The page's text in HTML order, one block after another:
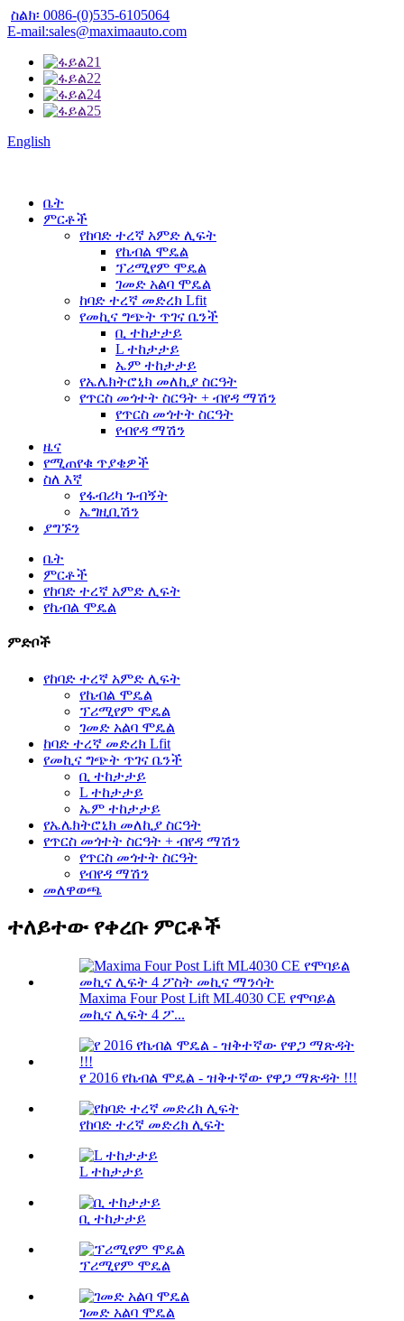
ስልክ፡ 0086-(0)535-6105064
E-mail:sales@maximaauto.com
English
ቤት
ምርቶች
የከባድ ተረኛ አምድ ሊፍት
የኬብል ሞዴል
ፕሪሚየም ሞዴል
ገመድ አልባ ሞዴል
ከባድ ተረኛ መድረክ Lfit
የመኪና ግጭት ጥገና ቤንች
ቢ ተከታታይ
L ተከታታይ
ኤም ተከታታይ
የኤሌክትሮኒክ መለኪያ ስርዓት
የጥርስ መጎተት ስርዓት + ብየዳ ማሽን
የጥርስ መጎተት ስርዓት
የብየዳ ማሽን
ዜና
የሚጠየቁ ጥያቄዎች
ስለ እኛ
የፋብሪካ ጉብኝት
ኤግዚቢሽን
ያግኙን
ቤት
ምርቶች
የከባድ ተረኛ አምድ ሊፍት
የኬብል ሞዴል
ምድቦች
የከባድ ተረኛ አምድ ሊፍት
የኬብል ሞዴል
ፕሪሚየም ሞዴል
ገመድ አልባ ሞዴል
ከባድ ተረኛ መድረክ Lfit
የመኪና ግጭት ጥገና ቤንች
ቢ ተከታታይ
L ተከታታይ
ኤም ተከታታይ
የኤሌክትሮኒክ መለኪያ ስርዓት
የጥርስ መጎተት ስርዓት + ብየዳ ማሽን
የጥርስ መጎተት ስርዓት
የብየዳ ማሽን
መለዋወጫ
ተለይተው የቀረቡ ምርቶች
Maxima Four Post Lift ML4030 CE የሞባይል
መኪና ሊፍት 4 ፖ...
የ 2016 የኬብል ሞዴል - ዝቅተኛው የዋጋ ማጽዳት !!!
የከባድ ተረኛ መድረክ ሊፍት
L ተከታታይ
ቢ ተከታታይ
ፕሪሚየም ሞዴል
ገመድ አልባ ሞዴል